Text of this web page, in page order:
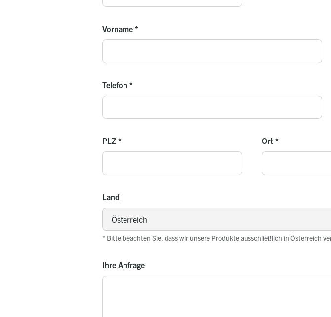
Vorname *
Telefon *
PLZ * Ort*
Land
* Bitte beachten Sie, dass wir unsere Produkte ausschließlich in Österreich
Ihre Anfrage